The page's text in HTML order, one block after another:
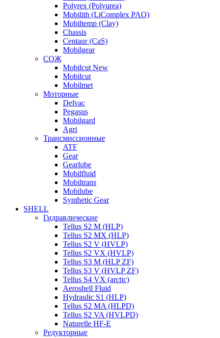
Polyrex (Polyurea)
Mobilith (LiComplex PAO)
Mobiltemp (Clay)
Chassis
Centaur (CaS)
Mobilgear
СОЖ
Mobilcut New
Mobilcut
Mobilmet
Моторные
Delvac
Pegasus
Mobilgard
Agri
Трансмиссионные
ATF
Gear
Gearlube
Mobilfluid
Mobiltrans
Mobilube
Synthetic Gear
SHELL
Гидравлические
Tellus S2 M (HLP)
Tellus S2 MХ (HLP)
Tellus S2 V (HVLP)
Tellus S2 VX (HVLP)
Tellus S3 M (HLP ZF)
Tellus S3 V (HVLP ZF)
Tellus S4 VX (arctic)
Aeroshell Fluid
Hydraulic S1 (HLP)
Tellus S2 MA (HLPD)
Tellus S2 VA (HVLPD)
Naturelle HF-E
Редукторные